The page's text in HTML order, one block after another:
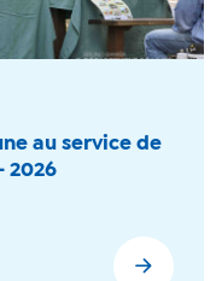
au service de
2026